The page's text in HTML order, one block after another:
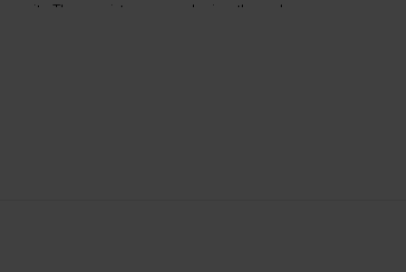
These resistors are predominantly used
and consistent quality. The axial copper
commitment to quality, offering reliable